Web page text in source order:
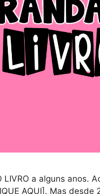
LIVRO a alguns anos.
AQUI]. Mas